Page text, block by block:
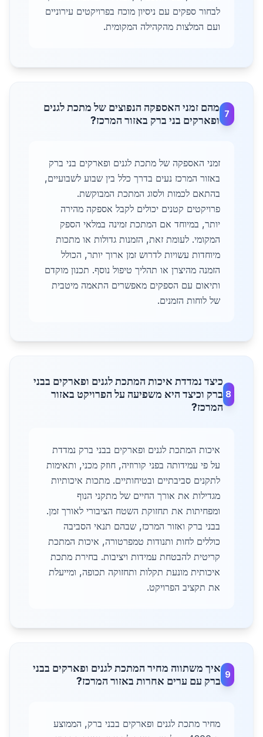
לבחור ספקים עם ניסיון מוכח בפרויקטים עירוניים
ועם המלצות מהקהילה המקומית.
7
מהם זמני האספקה הנפוצים של מתכת לגנים
ופארקים בני ברק באזור המרכז?
זמני האספקה של מתכת לגנים ופארקים בני ברק
באזור המרכז נעים בדרך כלל בין שבוע לשבועיים,
בהתאם לכמות ולסוג המתכת המבוקשת.
פרויקטים קטנים יכולים לקבל אספקה מהירה
יותר, במיוחד אם המתכת זמינה במלאי הספק
המקומי. לעומת זאת, הזמנות גדולות או מתכות
מיוחדות עשויות לדרוש זמן ארוך יותר, הכולל
הזמנה מהיצרן או תהליך טיפול נוסף. תכנון מוקדם
ותיאום עם הספקים מאפשרים התאמה מיטבית
של לוחות הזמנים.
8
כיצד נמדדת איכות המתכת לגנים ופארקים בבני
ברק וכיצד היא משפיעה על הפרויקט באזור
המרכז?
איכות המתכת לגנים ופארקים בבני ברק נמדדת
על פי עמידותה בפני קורוזיה, חוזק מכני, ותאימות
לתקנים סביבתיים ובטיחותיים. מתכות איכותיות
מגדילות את אורך החיים של מתקני הנוף
ומפחיתות את תחזוקת השטח הציבורי לאורך זמן.
בבני ברק ואזור המרכז, שבהם תנאי הסביבה
כוללים לחות ותנודות טמפרטורה, איכות המתכת
קריטית להבטחת עמידות ויציבות. בחירת מתכת
איכותית מונעת תקלות ותחזוקה תכופה, ומייעלת
את תקציב הפרויקט.
9
איך משתווה מחיר המתכת לגנים ופארקים בבני
ברק עם ערים אחרות באזור המרכז?
מחיר מתכת לגנים ופארקים בבני ברק, הממוצע